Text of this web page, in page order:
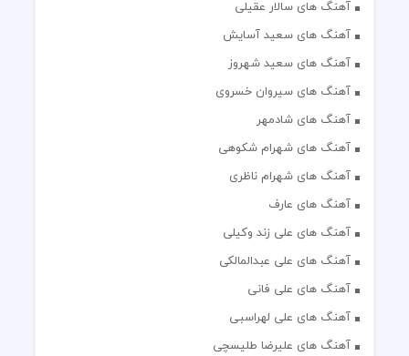
آهنگ های سالار عقیلی
آهنگ های سعید آسایش
آهنگ های سعید شهروز
آهنگ های سیروان خسروی
آهنگ های شادمهر
آهنگ های شهرام شکوهی
آهنگ های شهرام ناظری
آهنگ های عارف
آهنگ های علی زند وکیلی
آهنگ های علی عبدالمالکی
آهنگ های علی فانی
آهنگ های علی لهراسبی
آهنگ های علیرضا طلیسچی